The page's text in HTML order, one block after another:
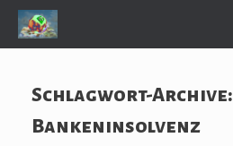
Zum
Inhalt
springen
Schlagwort-Archive:
Bankeninsolvenz